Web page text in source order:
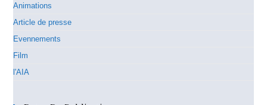
Animations
Article de presse
Evennements
Film
l'AIA